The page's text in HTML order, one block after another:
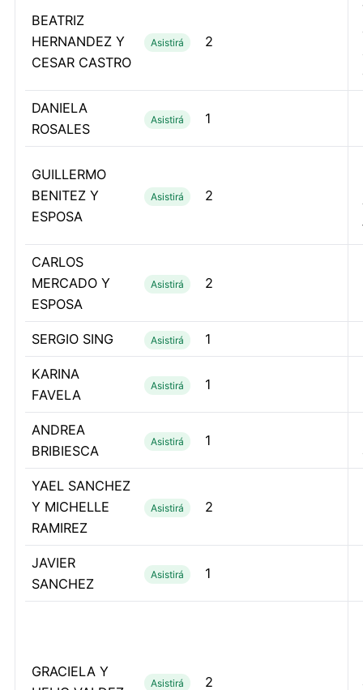
BEATRIZ
HERNANDEZ Y
CESAR CASTRO
Asistirá 2
DANIELA
ROSALES
Asistirá 1
GUILLERMO
BENITEZ Y
ESPOSA
Asistirá 2
CARLOS
MERCADO Y
ESPOSA
Asistirá 2
SERGIO SING Asistirá 1
KARINA
FAVELA
Asistirá 1
ANDREA
BRIBIESCA
Asistirá 1
YAEL SANCHEZ
Y MICHELLE
RAMIREZ
Asistirá 2
JAVIER
SANCHEZ
Asistirá 1
GRACIELA Y
Asistirá 2